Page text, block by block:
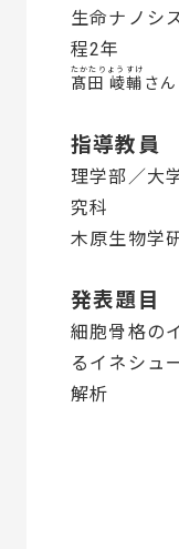
生命ナノシ
程2年
髙田 崚輔
たかたりょうすけ
さん
指導教員
理学部／大
究科
木原生物
発表題目
細胞骨格の
るイネシュ
解析